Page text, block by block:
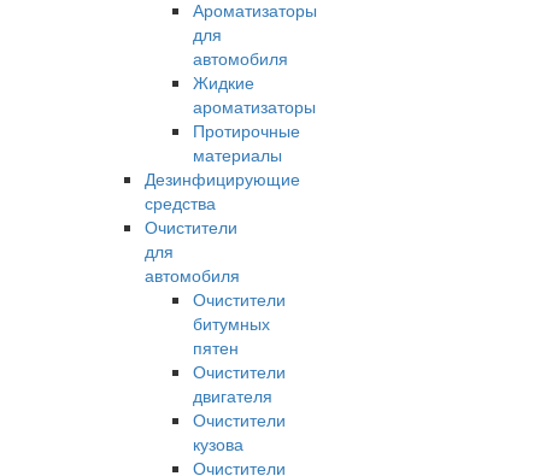
Ароматизаторы
для
автомобиля
Жидкие
ароматизаторы
Протирочные
материалы
Дезинфицирующие
средства
Очистители
для
автомобиля
Очистители
битумных
пятен
Очистители
двигателя
Очистители
кузова
Очистители